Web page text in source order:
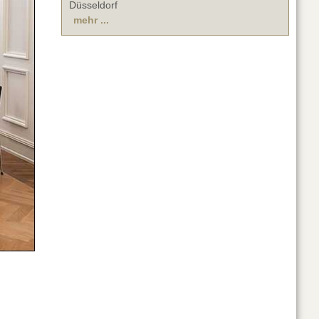
Düsseldorf
mehr ...